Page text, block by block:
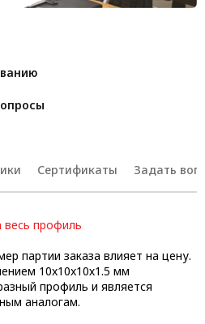
Сертификаты Задать
весь профиль
партии заказа влияет на цену.
10x10x10х1.5 мм
профиль и является
аналогам.